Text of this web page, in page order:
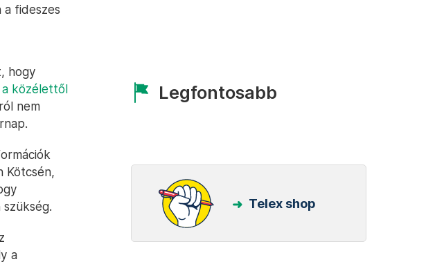
a fideszes
hogy
a közélettől
nem
Kötcsén,
a
Legfontosabb
Telex shop